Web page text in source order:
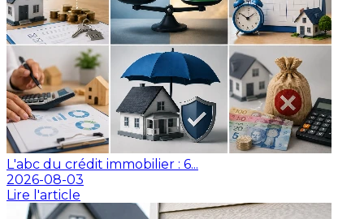
L'abc du crédit immobilier : 6...
2026-08-03
Lire l'article